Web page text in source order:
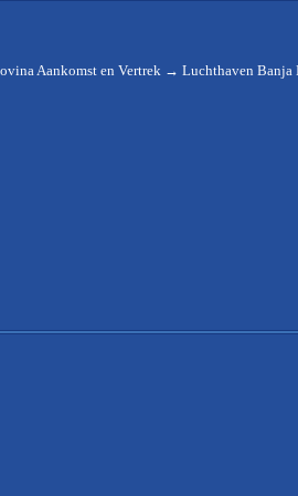
Aankomst en Vertrek → Luchthaven Banja